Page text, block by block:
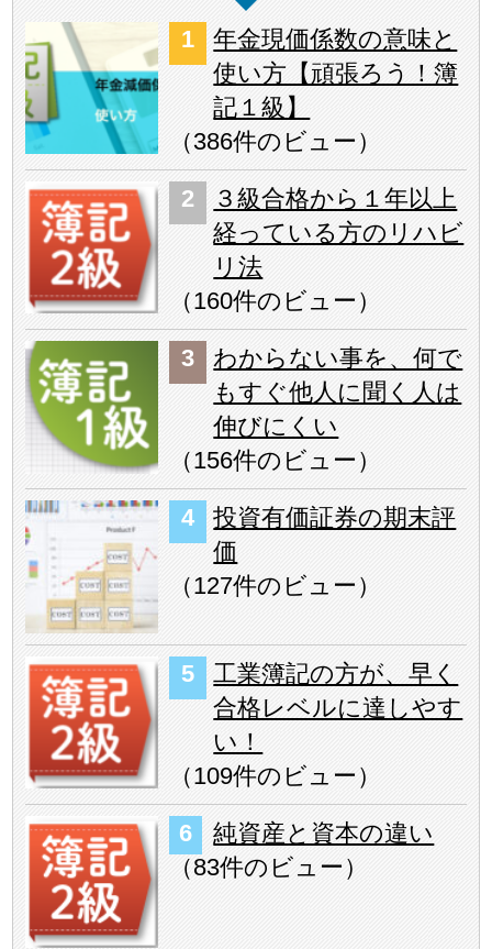
年金現価係数の意味と
使い方【頑張ろう！簿
記１級】
（386件のビュー ）
３級合格から１年以上
経っている方のリハビ
リ法
（160件のビュー ）
わからない事を、何で
もすぐ他人に聞く人は
伸びにくい
（156件のビュー ）
投資有価証券の期末評
価
（127件のビュー ）
工業簿記の方が、早く
合格レベルに達しやす
い！
（109件のビュー ）
純資産と資本の違い
（83件のビュー ）